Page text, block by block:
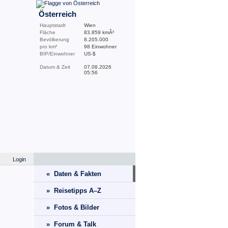
Österreich
Hauptstadt
Wien
Fläche
83.859 kmÂ²
Bevölkerung
8.205.000
pro km²
98 Einwohner
BIP/Einwohner
US-$
Datum & Zeit
07.08.2026
05:56
Login
« Daten & Fakten
» Reisetipps A–Z
» Fotos & Bilder
» Forum & Talk